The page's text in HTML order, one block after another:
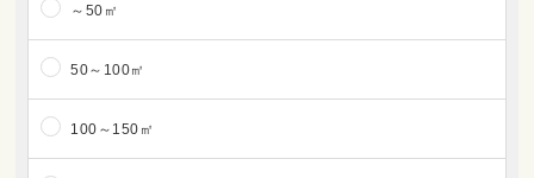
～50㎡
50～100㎡
100～150㎡